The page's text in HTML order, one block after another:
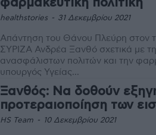
φαρμακευτική πολιτική
healthstories - 31 Δεκεμβρίου 2021
Απάντηση του Θάνου Πλεύρη στον
ΣΥΡΙΖΑ Ανδρέα Ξανθό σχετικά με
ανασφάλιστων πολιτών και την
υπουργός Υγείας...
Ξανθός: Να δοθούν
προτεραιοποίηση των
HS Team - 10 Δεκεμβρίου 2021